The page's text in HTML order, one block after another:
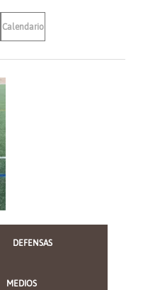
Calendario
DEFENSAS
MEDIOS